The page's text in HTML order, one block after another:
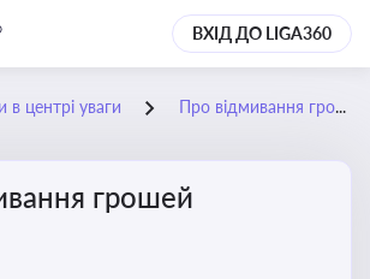
ВХІД ДО LIGA360
в центрі уваги Про відмивання грошей
грошей